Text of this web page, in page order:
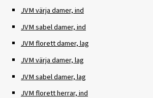
JVM värja damer, ind
JVM sabel damer, ind
JVM florett damer, lag
JVM värja damer, lag
JVM sabel damer, lag
JVM florett herrar, ind